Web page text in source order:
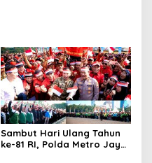
Sambut Hari Ulang Tahun
ke-81 RI, Polda Metro Jaya